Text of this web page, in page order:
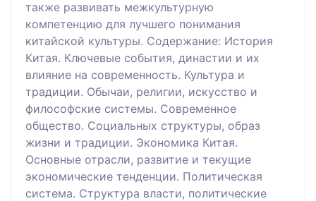
также развивать межкультурную
компетенцию для лучшего понимания
китайской культуры. Содержание: История
Китая. Ключевые события, династии и их
влияние на современность. Культура и
традиции. Обычаи, религии, искусство и
философские системы. Современное
общество. Социальных структуры, образ
жизни и традиции. Экономика Китая.
Основные отрасли, развитие и текущие
экономические тенденции. Политическая
система. Структура власти, политические